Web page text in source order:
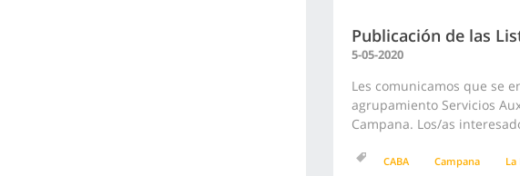
Publicación de las
5-05-2020
Les comunicamos que se
agrupamiento Servicios
Campana. Los/as
CABA Campana La